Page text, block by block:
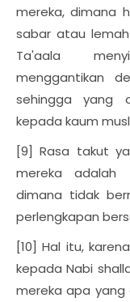
mereka, dimana
sabar atau
Ta'aala
menggantikan
sehingga yang
kepada kaum
[9] Rasa takut
mereka adalah
dimana tidak
perlengkapan
[10] Hal itu,
kepada Nabi
mereka apa yang